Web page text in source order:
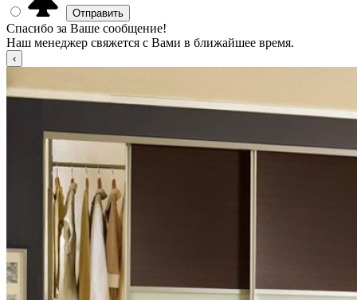
Спасибо за Ваше сообщение!
Наш менеджер свяжется с Вами в ближайшее время.